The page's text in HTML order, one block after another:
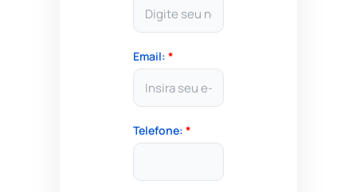
Email: *
Telefone: *